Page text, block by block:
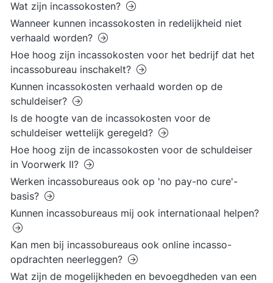
Wat zijn incassokosten?
Wanneer kunnen incassokosten in redelijkheid niet
verhaald worden?
Hoe hoog zijn incassokosten voor het bedrijf dat het
incassobureau inschakelt?
Kunnen incassokosten verhaald worden op de
schuldeiser?
Is de hoogte van de incassokosten voor de
schuldeiser wettelijk geregeld?
Hoe hoog zijn de incassokosten voor de schuldeiser
in Voorwerk II?
Werken incassobureaus ook op 'no pay-no cure'-
basis?
Kunnen incassobureaus mij ook internationaal helpen?
Kan men bij incassobureaus ook online incasso-
opdrachten neerleggen?
Wat zijn de mogelijkheden en bevoegdheden van een